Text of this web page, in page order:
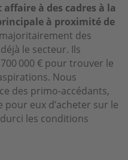
à des cadres à la
à proximité de
des
le secteur. Ils
000 € pour trouver le
Nous
des primo-accédants,
eux d’acheter sur le
les conditions